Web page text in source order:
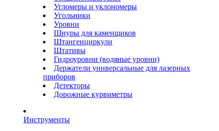
Угломеры и уклономеры
Угольники
Уровни
Шнуры для каменщиков
Штангенциркули
Штативы
Гидроуровни (водяные уровни)
Держатели универсальные для лазерных
приборов
Детекторы
Дорожные курвиметры
Инструменты